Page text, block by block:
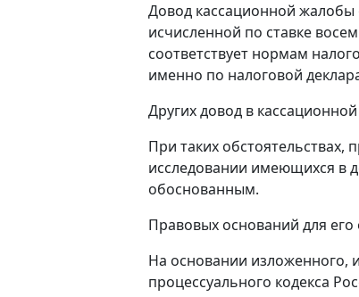
Довод кассационной жалобы
исчисленной по ставке
соответствует нормам
именно по налоговой
Других довод в
При таких
исследовании имеющихся в
обоснованным.
Правовых оснований для
На основании изложенного,
процессуального кодекса